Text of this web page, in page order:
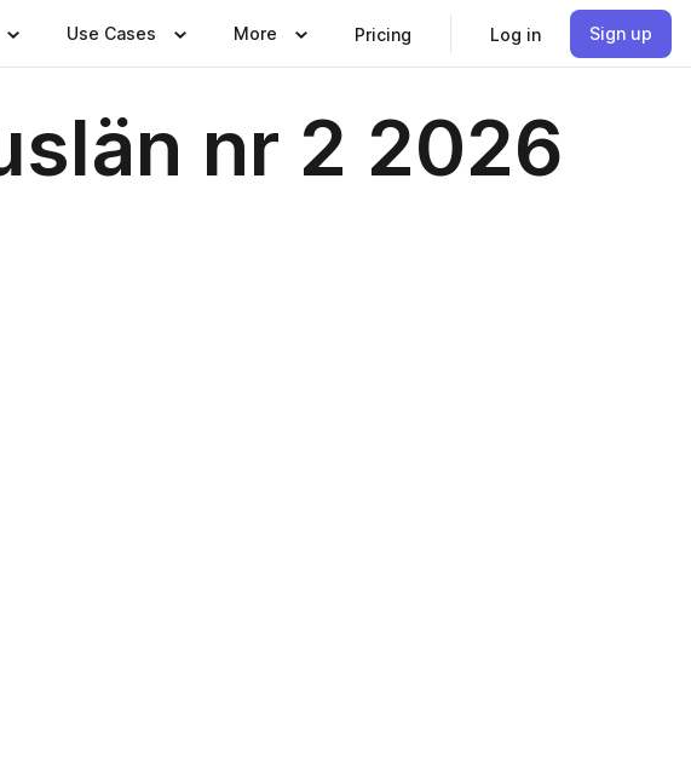
Use Cases More Pricing Log in Sign up
nr 2 2026